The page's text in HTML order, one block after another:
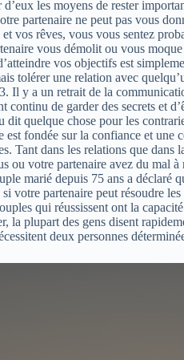
les moyens de rester
partenaire ne peut pas vous
vos rêves, vous vous sentez
vous démolit ou vous
vos objectifs est
tolérer une relation avec
y a un retrait de la
de garder des secrets et
dit quelque chose pour les
est fondée sur la confiance et
Tant dans les relations que
votre partenaire avez du mal
marié depuis 75 ans a
votre partenaire peut résoudre
qui réussissent ont la
la plupart des gens disent
deux personnes